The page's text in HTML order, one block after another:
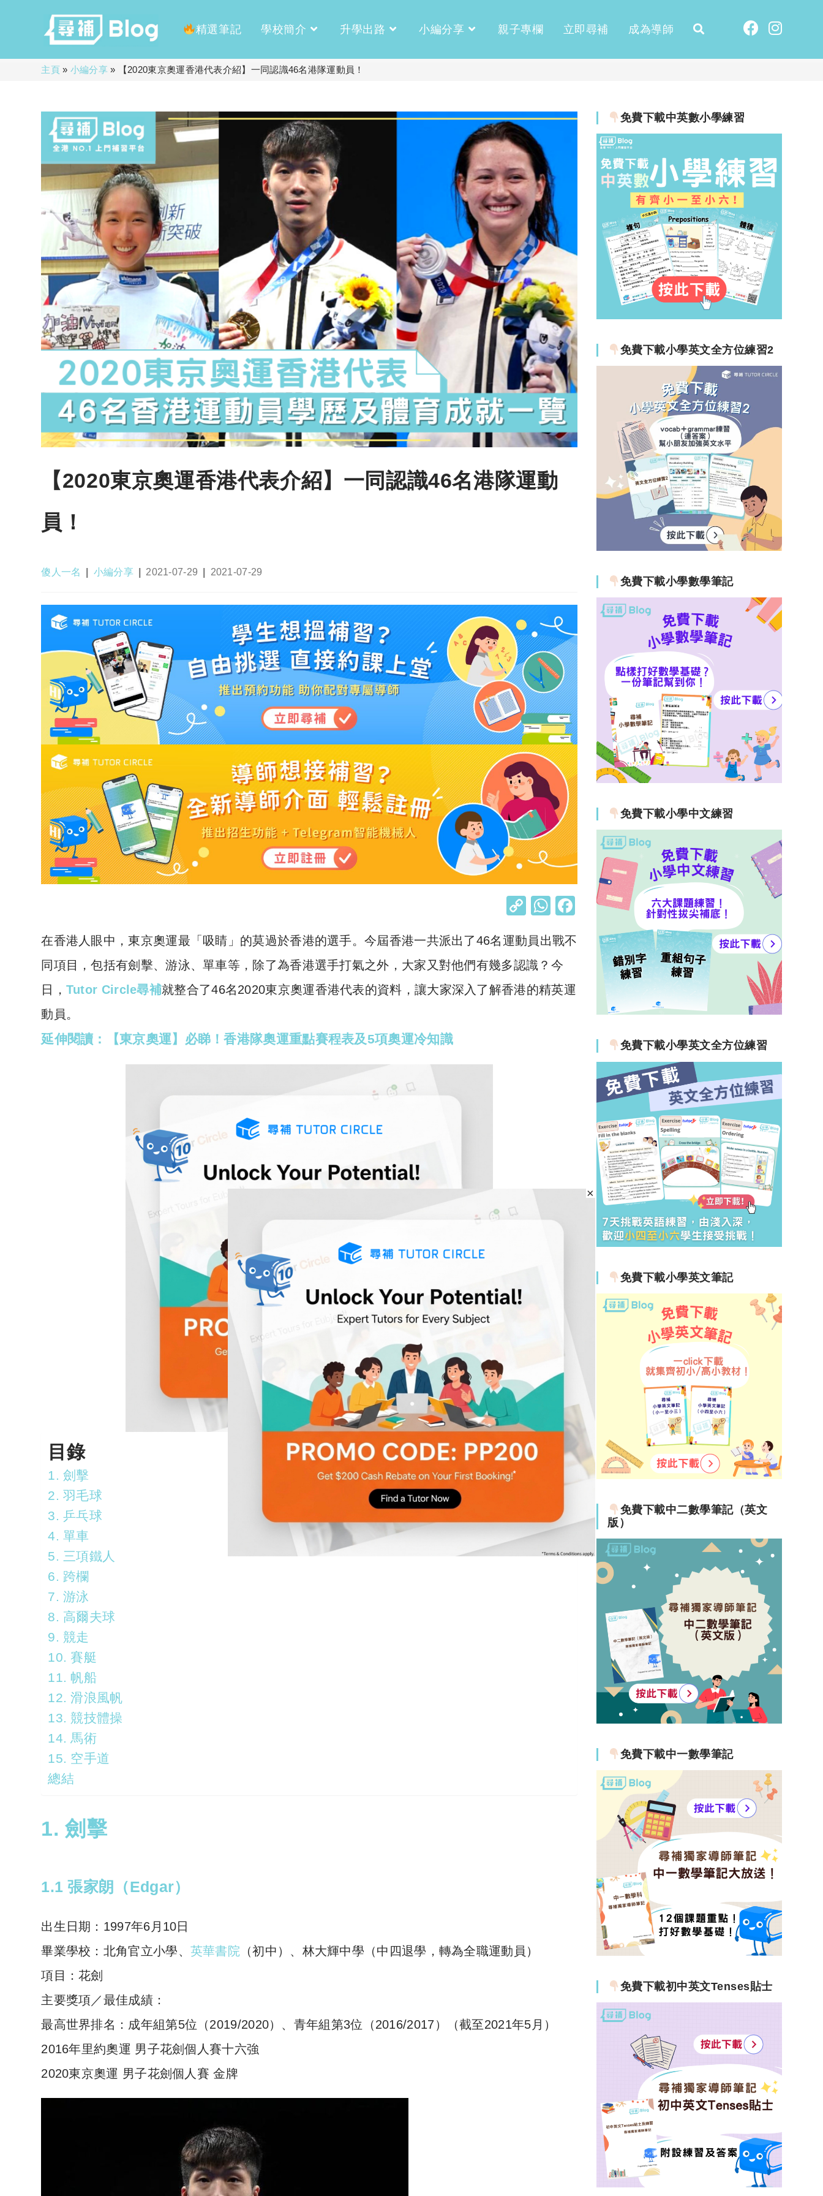
精選筆記 學校簡介 升學出路 小編分享 親子專欄 立即尋補 成為導師
主頁» 小編分享» 【2020東京奧運香港代表介紹】一同認識46名港隊運動員！
【2020東京奧運香港代表介紹】一同認識46名港隊運動
員！
Post
傻人一名
Post
小編分享
Post
2021-07-29
Post
2021-07-29
C
p
y
Li
W
at
s
A
在香港人眼中，東京奧運最「吸睛」的莫過於香港的選手。今屆香港一共派出了46名運動員出戰不
同項目，包括有劍擊、游泳、單車等，除了為香港選手打氣之外，大家又對他們有幾多認識？今
日， Tutor Circle尋補就整合了46名2020東京奧運香港代表的資料，讓大家深入了解香港的精英運
動員。
延伸閱讀：【東京奧運】必睇！香港隊奧運重點賽程表及5項奧運冷知識
目錄
1. 劍擊
2. 羽毛球
3. 乒乓球
4. 單車
5. 三項鐵人
6. 跨欄
7. 游泳
8. 高爾夫球
9. 競走
10. 賽艇
11. 帆船
12. 滑浪風帆
13. 競技體操
14. 馬術
15. 空手道
總結
1. 劍擊
1.1 張家朗（Edgar）
出生日期：1997年6月10日
畢業學校：北角官立小學、 英華書院 （初中）、林大輝中學（中四退學，轉為全職運動員）
項目：花劍
主要獎項／最佳成績：
最高世界排名：成年組第5位（2019/2020）、青年組第3位（2016/2017）（截至2021年5月）
2016年里約奧運 男子花劍個人賽十六強
2020東京奧運 男子花劍個人賽 金牌
免費下載中英數小學練習
免費下載小學英文全方位練習2
免費下載小學數學筆記
免費下載小學中文練習
免費下載小學英文全方位練習
免費下載小學英文筆記
免費下載中二數學筆記（英文
版）
免費下載中一數學筆記
免費下載初中英文Tenses貼士